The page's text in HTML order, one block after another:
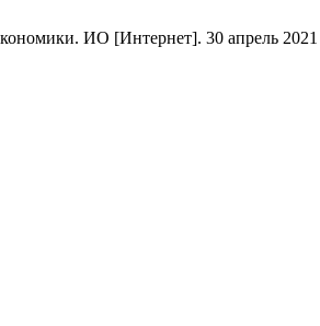
ИО [Интернет]. 30 апрель 2021